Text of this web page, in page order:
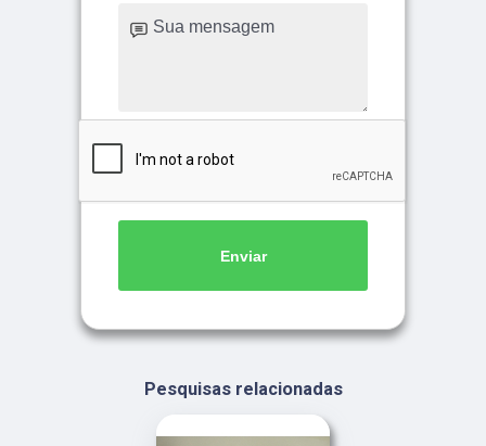
Enviar
Pesquisas relacionadas